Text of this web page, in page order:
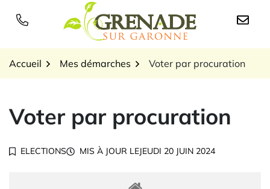
Logo Grenade sur
Accueil Mes démarches Voter par procuration
Voter par procuration
ELECTIONS MIS À JOUR LEJEUDI 20 JUIN 2024